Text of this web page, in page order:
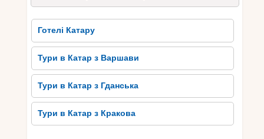
Готелі Катару
Тури в Катар з Варшави
Тури в Катар з Гданська
Тури в Катар з Кракова